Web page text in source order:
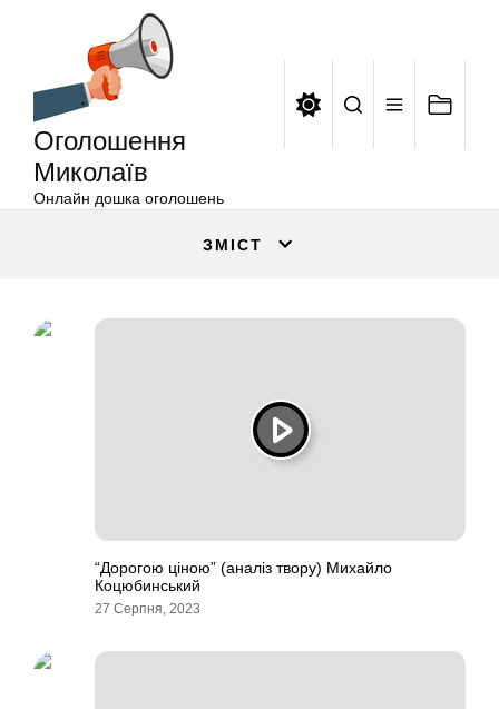
Оголошення
Миколаїв
Онлайн дошка оголошень
ЗМІСТ
“Дорогою ціною” (аналіз твору) Михайло
Коцюбинський
27 Серпня, 2023